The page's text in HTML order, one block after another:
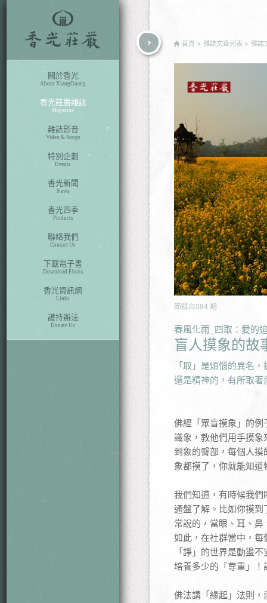
關於香光
About XiangGuang
香光莊嚴雜誌
Magazine
雜誌影音
Video & Songs
特別企劃
Events
香光新聞
News
香光四季
Products
聯絡我們
Contact Us
下載電子書
Download Eboks
香光資訊網
Links
護持辦法
Donate Us
首頁 雜誌文章列表 雜誌
節錄自 084 期
春風化雨_四取：愛的
盲人摸象的故
「取」是煩惱的異名
還是精神的，有所取
佛經「眾盲摸象」的
識象，教他們用手摸
到象的臀部，每個人
象都摸了，你就能知
我們知道，有時候我
通盤了解。比如你摸
常說的，當眼、耳、
如此，在社群當中，
「諍」的世界是動盪
培養多少的「尊重」
佛法講「緣起」法則